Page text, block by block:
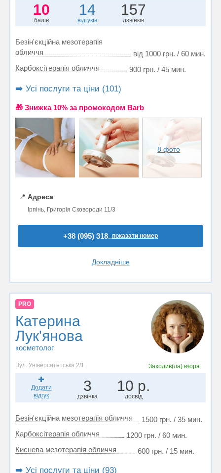
10
балів
14
відгуків
157
дзвінків
Безін'єкційна мезотерапія
обличчя
від 1000 грн. / 60 мин.
Карбоксітерапія обличчя
900 грн. / 45 мин.
➡️ Усі послуги та ціни (101)
🎁 Знижка 10% за промокодом Barb
8 фото
📍 Адреса
Ірпінь, Григорія Сковороди 11/3
+38 (095) 318..показати номер
Докладніше
PRO
Катерина
Лук'янова
косметолог
Вул. Університетська 2/1 Заходив(ла) вчора
Додати
відгук
3
дзвінка
10 р.
досвід
Безін'єкційна мезотерапія обличчя
1500 грн. / 35 мин.
Карбоксітерапія обличчя
1200 грн. / 60 мин.
Киснева мезотерапія обличчя
600 грн. / 15 мин.
➡️ Усі послуги та ціни (93)